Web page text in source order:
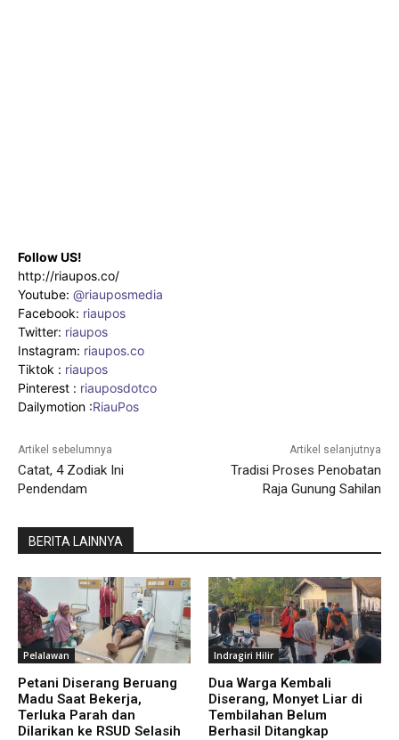
Follow US!
http://riaupos.co/
Youtube: @riauposmedia
Facebook: riaupos
Twitter: riaupos
Instagram: riaupos.co
Tiktok : riaupos
Pinterest : riauposdotco
Dailymotion :RiauPos
Artikel sebelumnya
Catat, 4 Zodiak Ini
Pendendam
Artikel selanjutnya
Tradisi Proses Penobatan
Raja Gunung Sahilan
BERITA LAINNYA
Pelalawan
Petani Diserang Beruang
Madu Saat Bekerja,
Terluka Parah dan
Dilarikan ke RSUD Selasih
Indragiri Hilir
Dua Warga Kembali
Diserang, Monyet Liar di
Tembilahan Belum
Berhasil Ditangkap